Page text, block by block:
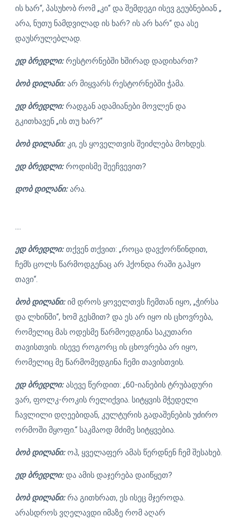
ის ხარ“, პასუხობ რომ „კი“ და შემდეგი ისევ გეუბნებიან „
არა, ნუთუ ნამდვილად ის ხარ? ის არ ხარ“ და ასე
დაუსრულებლად.
ედ ბრედლი:რესტორნებში ხშირად დადიხართ?
ბობ დილანი:არ მიყვარს რესტორნებში ჭამა.
ედ ბრედლი:რადგან ადამიანები მოვლენ და
გკითხავენ „ის თუ ხარ?“
ბობ დილანი:კი, ეს ყოველთვის შეიძლება მოხდეს.
ედ ბრედლი:როდისმე შეეჩვევით?
დობ დილანი:არა.
....
ედ ბრედლი:თქვენ თქვით: „როცა დავქორწინდით,
ჩემს ცოლს წარმოდგენაც არ ჰქონდა რაში გაჰყო
თავი“.
ბობ დილანი:იმ დროს ყოველთვს ჩემთან იყო, „ჭირსა
და ლხინში“, ხომ გესმით? და ეს არ იყო ის ცხოვრება,
რომელიც მას ოდესმე წარმოედგინა საკუთარი
თავისთვის. ისევე როგორც ის ცხოვრება არ იყო,
რომელიც მე წარმომედგინა ჩემი თავისთვის.
ედ ბრედლი:ასევე წერდით: „60-იანების ტრუბადური
ვარ, ფოლკ-როკის რელიქვია. სიტყვის მჭედელი
ჩავლილი დღეებიდან, კულტურის გადაშენების უძირო
ორმოში მყოფი.“ საკმაოდ მძიმე სიტყვებია.
ბობ დილანი:ოჰ, ყველაფერ ამას წერდნენ ჩემ შესახებ.
ედ ბრედლი:და ამის დაჯერება დაიწყეთ?
ბობ დილანი:რა გითხრათ, ეს ისეც მჯეროდა.
არასდროს ვღელავდი იმაზე რომ აღარ